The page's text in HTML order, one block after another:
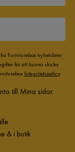
Furniturebox nyhetsbrev
för att kunna skicka
Integritetspolicy.
till Mina sidor.
& i butik